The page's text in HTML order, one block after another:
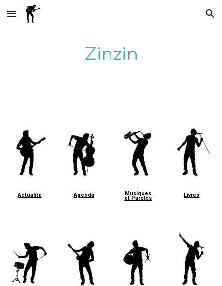
Skip to main content Skip to navigation
Zinzin
Actualité Agenda Musiques
et Paroles Livres